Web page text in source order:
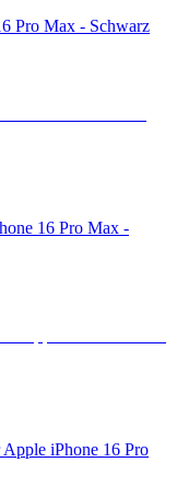
Pro Max - Schwarz
16 Pro Max -
iPhone 16 Pro